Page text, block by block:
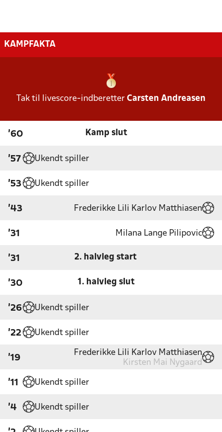
KAMPFAKTA
Tak til livescore-indberetter Carsten Andreasen
'60 Kamp slut
'57 Ukendt spiller
'53 Ukendt spiller
'43 Frederikke Lili Karlov Matthiasen
'31 Milana Lange Pilipovic
'31 2. halvleg start
'30 1. halvleg slut
'26 Ukendt spiller
'22 Ukendt spiller
'19
Frederikke Lili Karlov Matthiasen
Kirsten Mai Nygaard
'11 Ukendt spiller
'4 Ukendt spiller